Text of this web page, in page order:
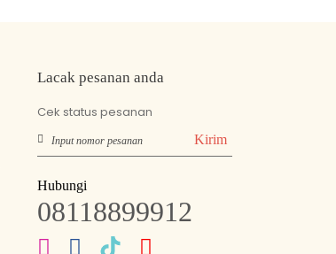
Lacak pesanan anda
Cek status pesanan
Kirim
Hubungi
08118899912